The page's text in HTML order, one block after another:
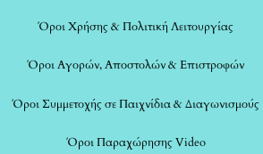
Όροι Χρήσης & Πολιτική Λειτουργίας
Όροι Αγορών, Αποστολών & Επιστροφών
Όροι Συμμετοχής σε Παιχνίδια & Διαγωνισμούς
Όροι Παραχώρησης Video